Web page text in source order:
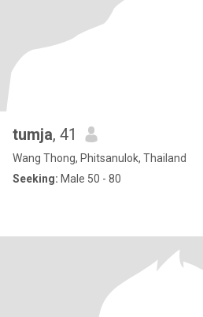
tumja, 41
Wang Thong, Phitsanulok, Thailand
Seeking: Male 50 - 80